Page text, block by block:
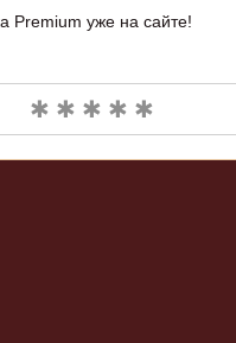
Premium уже на сайте!
✱ ✱ ✱ ✱ ✱